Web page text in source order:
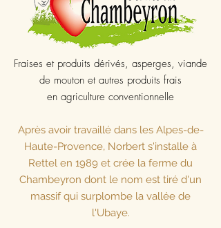
Fraises et produits dérivés, asperges, viande
de mouton et autres produits frais
en agriculture conventionnelle
Après avoir travaillé dans les Alpes-de-
Haute-Provence, Norbert s'installe à
Rettel en 1989 et crée la ferme du
Chambeyron dont le nom est tiré d'un
massif qui surplombe la vallée de
l'Ubaye.